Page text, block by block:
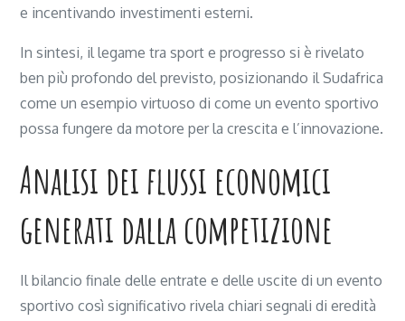
e incentivando investimenti esterni.
In sintesi, il legame tra sport e progresso si è rivelato
ben più profondo del previsto, posizionando il Sudafrica
come un esempio virtuoso di come un evento sportivo
possa fungere da motore per la crescita e l’innovazione.
Analisi dei flussi economici
generati dalla competizione
Il bilancio finale delle entrate e delle uscite di un evento
sportivo così significativo rivela chiari segnali di eredità